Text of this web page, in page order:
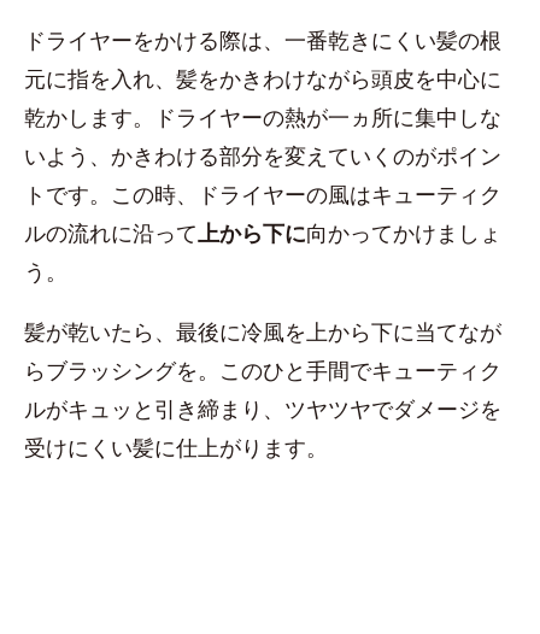
ドライヤーをかける際は、一番乾きにくい髪の根
元に指を入れ、髪をかきわけながら頭皮を中心に
乾かします。ドライヤーの熱が一ヵ所に集中しな
いよう、かきわける部分を変えていくのがポイン
トです。この時、ドライヤーの風はキューティク
ルの流れに沿って上から下に向かってかけましょ
う。
髪が乾いたら、最後に冷風を上から下に当てなが
らブラッシングを。このひと手間でキューティク
ルがキュッと引き締まり、ツヤツヤでダメージを
受けにくい髪に仕上がります。